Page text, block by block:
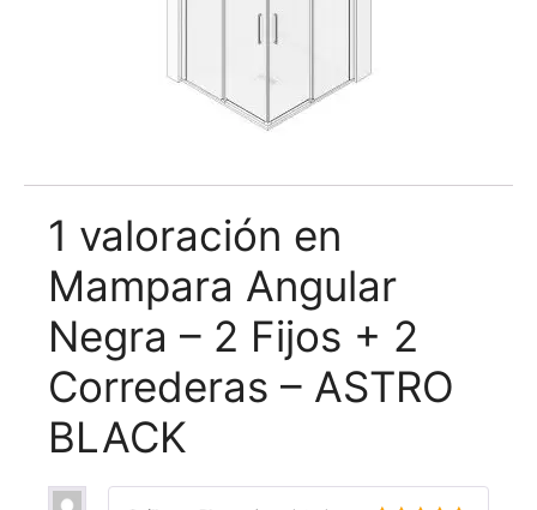
1 valoración en
Mampara Angular
Negra – 2 Fijos + 2
Correderas – ASTRO
BLACK